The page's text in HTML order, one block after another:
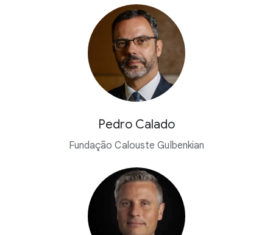
Pedro Calado
Fundação Calouste Gulbenkian